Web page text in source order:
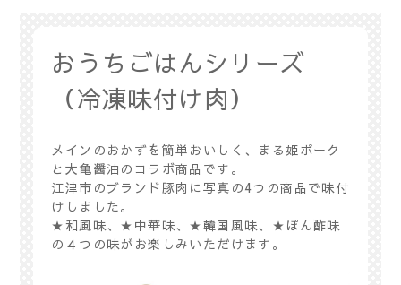
おうちごはんシリーズ
（冷凍味付け肉）
メインのおかずを簡単おいしく、まる姫ポーク
と大亀醤油のコラボ商品です。
江津市のブランド豚肉に写真の4つの商品で味付
けしました。
★和風味、★中華味、★韓国風味、★ぽん酢味
の４つの味がお楽しみいただけます。